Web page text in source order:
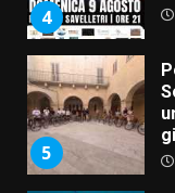
4
5